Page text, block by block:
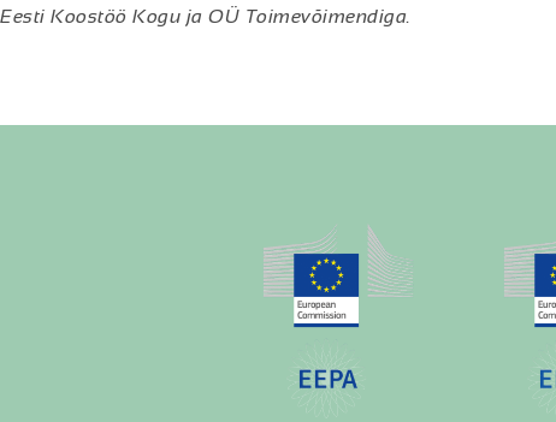
Eesti Koostöö Kogu ja OÜ Toimevõimendiga.